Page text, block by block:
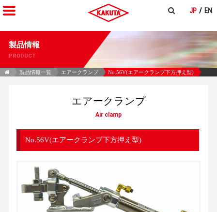
EN
JP
製品情報
PRODUCT
製品情報一覧 エアークランプ No.56V(エアークランプ下方押え型)
エアークランプ
Air clamp
No.56V(エアークランプ下方押え型)